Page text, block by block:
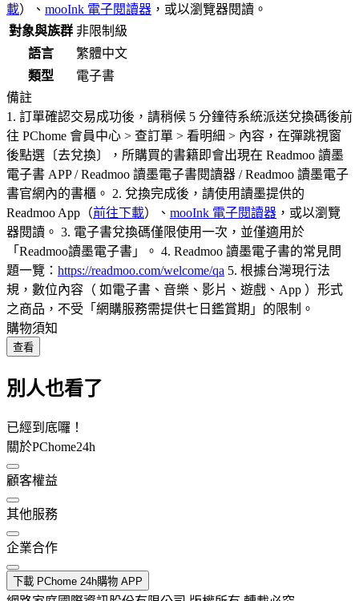
載）、 mooInk 電子閱讀器 ，或以瀏覽器閱讀。
對象與族群 非限制級
語言
繁體中文
類型
電子書
備註
1. 訂單確認交易成功後，請稍候 5 分鐘待系統派送兌換碼後前
往 PChome 會員中心 > 查訂單 > 看明細 > 內容，在彈跳視窗
後點選〔去兌換〕，所購買的書籍即會出現在 Readmoo 讀墨
電子書 APP / Readmoo 讀墨電子書閱讀器 / Readmoo 讀墨電子
書官網內的書櫃。 2. 兌換完成後，請使用讀墨提供的
Readmoo App（前往下載）、 mooInk 電子閱讀器 ，或以瀏覽
器閱讀。 3. 電子書兌換碼僅限使用一次，並僅適用於
「Readmoo讀墨電子書」。 4. Readmoo 讀墨電子書的常見問
題一覽： https://readmoo.com/welcome/qa 5. 根據台灣現行法
規，數位內容（ 如電子書、音樂、影片、遊戲、App ）形式
之商品，不受「網購服務需提供七日鑑賞期」的限制。
購物須知
查看
別人也看了
已經到底囉！
關於PChome24h
顧客權益
其他服務
企業合作
下載 PChome 24h購物 APP